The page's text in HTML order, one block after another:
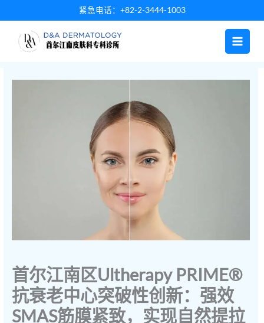
至
紧急电话：+82-2-3444-1003
首尔江南区Ultherapy PRIME®
抗衰老中心突破性创新：强效
SMAS筋膜紧致，实现自然提拉